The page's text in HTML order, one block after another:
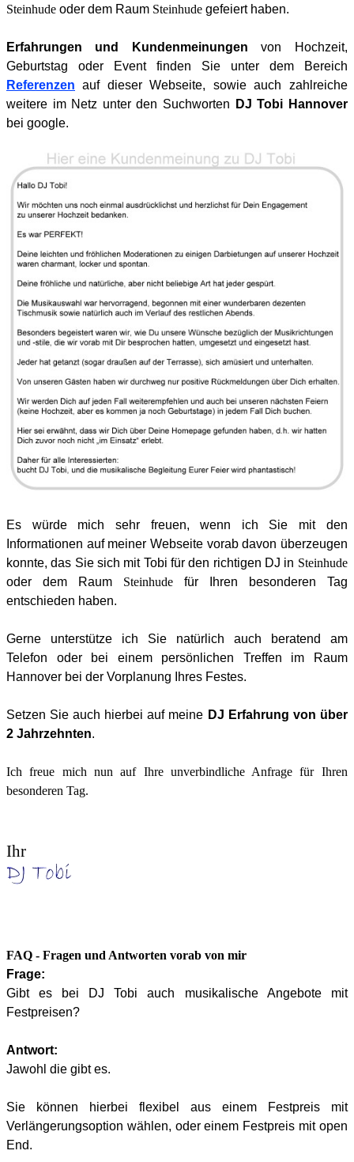
Steinhude oder dem Raum Steinhude gefeiert haben.
Erfahrungen und Kundenmeinungen
von Hochzeit,
Geburtstag oder Event finden Sie unter dem Bereich
Referenzen
auf dieser Webseite, sowie auch zahlreiche
weitere im Netz unter den Suchworten
DJ Tobi Hannover
bei google.
Es würde mich sehr freuen, wenn ich Sie mit den
Informationen auf meiner Webseite vorab davon überzeugen
konnte, das Sie sich mit Tobi für den richtigen DJ in Steinhude
oder dem Raum
Steinhude
für Ihren besonderen Tag
entschieden haben.
Gerne unterstütze ich Sie natürlich auch beratend am
Telefon oder bei einem persönlichen Treffen im Raum
Hannover bei der Vorplanung Ihres Festes.
Setzen Sie auch hierbei auf meine DJ Erfahrung von über
2 Jahrzehnten.
Ich freue mich nun auf Ihre unverbindliche Anfrage für Ihren
besonderen Tag.
Ihr
FAQ - Fragen und Antworten vorab von mir
Frage:
Gibt es bei DJ Tobi auch musikalische Angebote mit
Festpreisen?
Antwort:
Jawohl die gibt es.
Sie können hierbei flexibel aus einem Festpreis mit
Verlängerungsoption wählen, oder einem Festpreis mit open
End.